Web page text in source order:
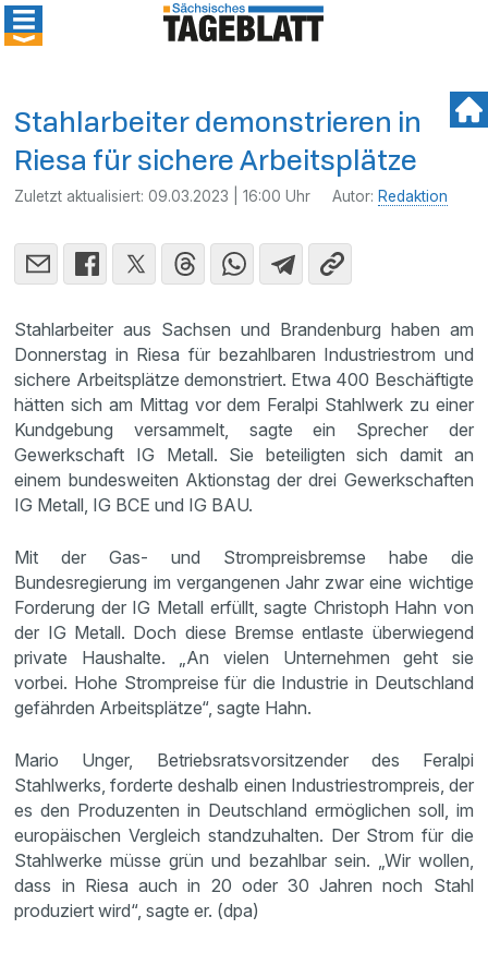
Stahlarbeiter demonstrieren in
Riesa für sichere Arbeitsplätze
Zuletzt aktualisiert:09.03.2023 | 16:00 Uhr Autor: Redaktion
Stahlarbeiter aus Sachsen und Brandenburg haben am
Donnerstag in Riesa für bezahlbaren Industriestrom und
sichere Arbeitsplätze demonstriert. Etwa 400 Beschäftigte
hätten sich am Mittag vor dem Feralpi Stahlwerk zu einer
Kundgebung versammelt, sagte ein Sprecher der
Gewerkschaft IG Metall. Sie beteiligten sich damit an
einem bundesweiten Aktionstag der drei Gewerkschaften
IG Metall, IG BCE und IG BAU.
Mit der Gas- und Strompreisbremse habe die
Bundesregierung im vergangenen Jahr zwar eine wichtige
Forderung der IG Metall erfüllt, sagte Christoph Hahn von
der IG Metall. Doch diese Bremse entlaste überwiegend
private Haushalte. „An vielen Unternehmen geht sie
vorbei. Hohe Strompreise für die Industrie in Deutschland
gefährden Arbeitsplätze“, sagte Hahn.
Mario Unger, Betriebsratsvorsitzender des Feralpi
Stahlwerks, forderte deshalb einen Industriestrompreis, der
es den Produzenten in Deutschland ermöglichen soll, im
europäischen Vergleich standzuhalten. Der Strom für die
Stahlwerke müsse grün und bezahlbar sein. „Wir wollen,
dass in Riesa auch in 20 oder 30 Jahren noch Stahl
produziert wird“, sagte er. (dpa)